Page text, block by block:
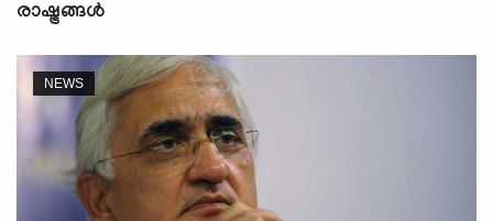
രാഷ്ട്രങ്ങള്‍
NEWS